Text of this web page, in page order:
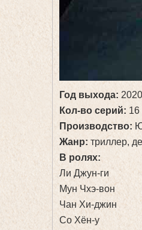
Год выхода:
Кол-во серий: 16
Производство:
Жанр: триллер,
В ролях:
Ли Джун-ги
Мун Чхэ-вон
Чан Хи-джин
Со Хён-у